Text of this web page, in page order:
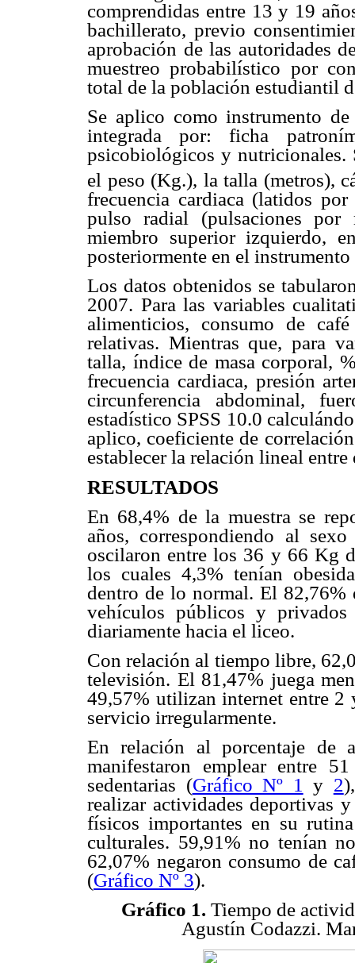
comprendidas entre 13 y 19
bachillerato, previo
aprobación de las autoridades
muestreo probabilístico por
total de la población estudiantil
Se aplico como instrumento
integrada por: ficha
psicobiológicos y nutricionales.
el peso (Kg.), la talla (metros),
frecuencia cardiaca (latidos
pulso radial (pulsaciones
miembro superior izquierdo,
posteriormente en el instrumento
Los datos obtenidos se
2007. Para las variables
alimenticios, consumo de
relativas. Mientras que, para
talla, índice de masa corporal,
frecuencia cardiaca, presión
circunferencia abdominal,
estadístico SPSS 10.0
aplico, coeficiente de
establecer la relación lineal
RESULTADOS
En 68,4% de la muestra se
años, correspondiendo al
oscilaron entre los 36 y 66 Kg
los cuales 4,3% tenían
dentro de lo normal. El 82,76%
vehículos públicos y privados
diariamente hacia el liceo.
Con relación al tiempo libre,
televisión. El 81,47% juega
49,57% utilizan internet entre 2
servicio irregularmente.
En relación al porcentaje de
manifestaron emplear entre
sedentarias (Gráfico Nº 1 y 2
realizar actividades deportivas
físicos importantes en su
culturales. 59,91% no tenían
62,07% negaron consumo de
(Gráfico Nº 3).
Gráfico 1. Tiempo de
Agustín Codazzi.